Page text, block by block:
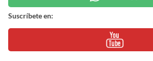
Suscríbete en: